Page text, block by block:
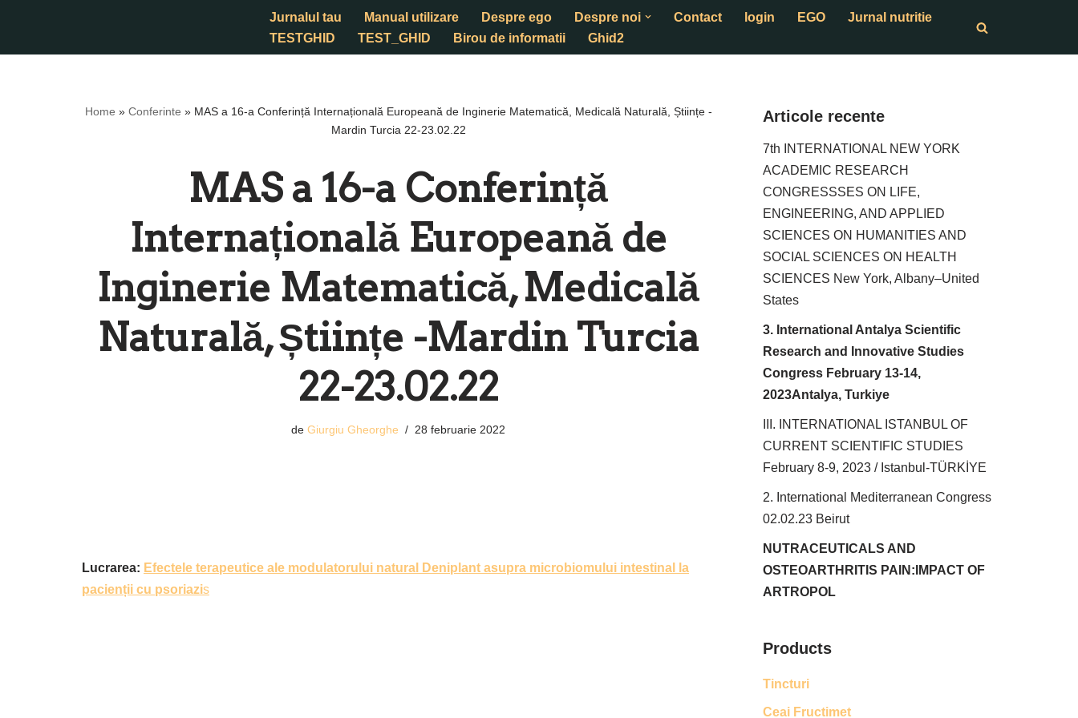
Jurnalul tau Manual utilizare Despre ego Despre noi Contact login EGO
Jurnal nutritie
TESTGHID
TEST_GHID Birou de informatii Ghid2
Home » Conferinte » MAS a 16-a Conferință Internațională Europeană de Inginerie Matematică, Medicală Naturală, Științe -
Mardin Turcia 22-23.02.22
MAS a 16-a Conferință
Internațională Europeană de
Inginerie Matematică, Medicală
Naturală, Științe -Mardin Turcia
22-23.02.22
de Giurgiu Gheorghe 28 februarie 2022
Lucrarea: Efectele terapeutice ale modulatorului natural Deniplant asupra microbiomului intestinal la
pacienții cu psoriazis
Articole recente
7th INTERNATIONAL NEW YORK
ACADEMIC RESEARCH
CONGRESSSES ON LIFE,
ENGINEERING, AND APPLIED
SCIENCES ON HUMANITIES AND
SOCIAL SCIENCES ON HEALTH
SCIENCES New York, Albany–United
States
3. International Antalya Scientific
Research and Innovative Studies
Congress February 13-14,
2023Antalya, Turkiye
III. INTERNATIONAL ISTANBUL OF
CURRENT SCIENTIFIC STUDIES
February 8-9, 2023 / Istanbul-TÜRKİYE
2. International Mediterranean Congress
02.02.23 Beirut
NUTRACEUTICALS AND
OSTEOARTHRITIS PAIN:IMPACT OF
ARTROPOL
Products
Tincturi
Ceai Fructimet